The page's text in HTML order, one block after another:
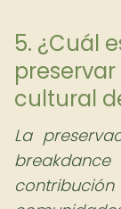
5. ¿Cuál
cultural
La